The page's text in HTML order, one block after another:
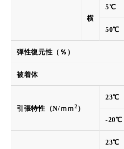
横
5℃
50℃
弾性復元性（％）
被着体
引張特性（N/ｍｍ2 ）
23℃
-20℃
23℃